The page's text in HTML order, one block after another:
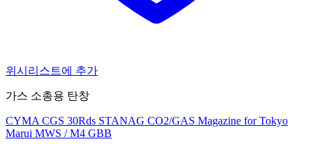
위시리스트에 추가
가스 소총용 탄창
CYMA CGS 30Rds STANAG CO2/GAS Magazine for Tokyo
Marui MWS / M4 GBB